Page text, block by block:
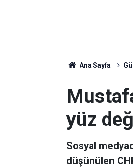
Ana Sayfa
yüz
Sosyal
düşünülen